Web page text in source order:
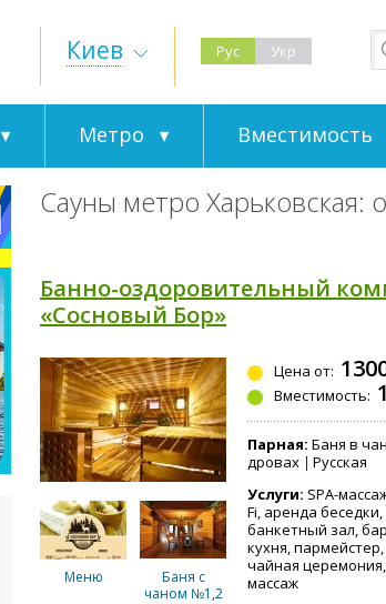
Киев Рус Укр
Метро Вместимость
Сауны метро Харьковская:
Банно-оздоровительный
«Сосновый Бор»
Меню
Баня с
чаном №1,2
Цена от:
Вместимость:
Парная: Баня в
дровах
Русская
Услуги: SPA-
Fi, аренда
банкетный зал,
кухня,
чайная
массаж